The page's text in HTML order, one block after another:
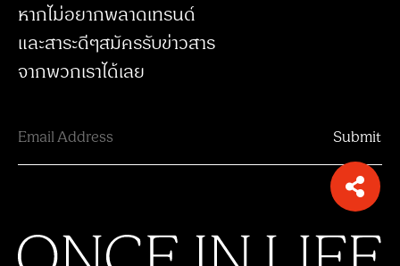
หากไม่อยากพลาดเทรนด์
และสาระดีๆสมัครรับข่าวสาร
จากพวกเราได้เลย